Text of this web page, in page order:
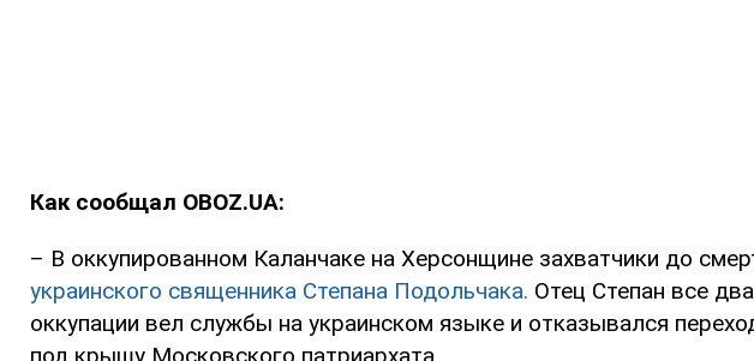
Как сообщал OBOZ.UA:
– В оккупированном Каланчаке на Херсонщине захватчики до
украинского священника Степана Подольчака. Отец Степан все
оккупации вел службы на украинском языке и отказывался